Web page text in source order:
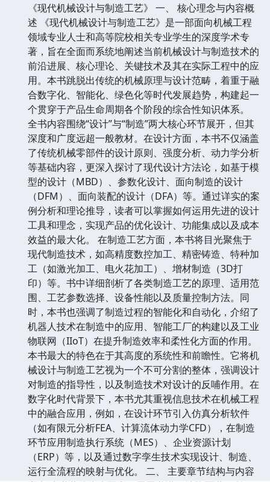
《现代机械设计与制造工艺》 一、 核心理念与内容概
述 《现代机械设计与制造工艺》是一部面向机械工程
领域专业人士和高等院校相关专业学生的深度学术专
著，旨在全面而系统地阐述当前机械设计与制造技术的
前沿进展、核心理论、关键技术及其在实际工程中的应
用。本书跳脱出传统的机械原理与设计范畴，着重于融
合数字化、智能化、绿色化等时代发展趋势，构建起一
个贯穿于产品生命周期各个阶段的综合性知识体系。
全书内容围绕“设计”与“制造”两大核心环节展开，但其
深度和广度远超一般教材。在设计方面，本书不仅涵盖
了传统机械零部件的设计原则、强度分析、动力学分析
等基础内容，更深入探讨了现代设计方法论，如基于模
型的设计（MBD）、参数化设计、面向制造的设计
（DFM）、面向装配的设计（DFA）等。通过详实的案
例分析和理论推导，读者可以掌握如何运用先进的设计
工具和理念，实现产品的优化设计、功能集成以及成本
效益的最大化。 在制造工艺方面，本书将目光聚焦于
现代制造技术，如高精度数控加工、精密铸造、特种加
工（如激光加工、电火花加工）、增材制造（3D打
印）等。书中详细剖析了各类制造工艺的原理、适用范
围、工艺参数选择、设备性能以及质量控制方法。同
时，本书也强调了制造过程的智能化和自动化，介绍了
机器人技术在制造中的应用、智能工厂的构建以及工业
物联网（IIoT）在提升制造效率和柔性化方面的作用。
本书最大的特色在于其高度的系统性和前瞻性。它将机
械设计与制造工艺视为一个不可分割的整体，强调设计
对制造的指导性，以及制造技术对设计的反哺作用。在
数字化时代背景下，本书尤其重视信息技术在机械工程
中的融合应用，例如，在设计环节引入仿真分析软件
（如有限元分析FEA、计算流体动力学CFD），在制造
环节应用制造执行系统（MES）、企业资源计划
（ERP）等，以及通过数字孪生技术实现设计、制造、
运行全流程的映射与优化。 二、 主要章节结构与内容